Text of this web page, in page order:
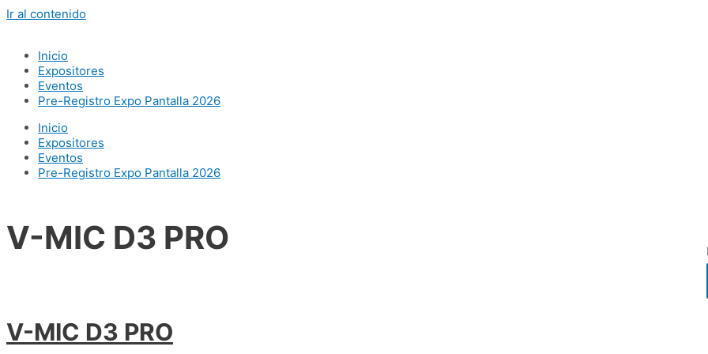
Ir al contenido
Inicio
Expositores
Eventos
Pre-Registro Expo Pantalla 2026
Inicio
Expositores
Eventos
Pre-Registro Expo Pantalla 2026
V-MIC D3 PRO
V-MIC D3 PRO